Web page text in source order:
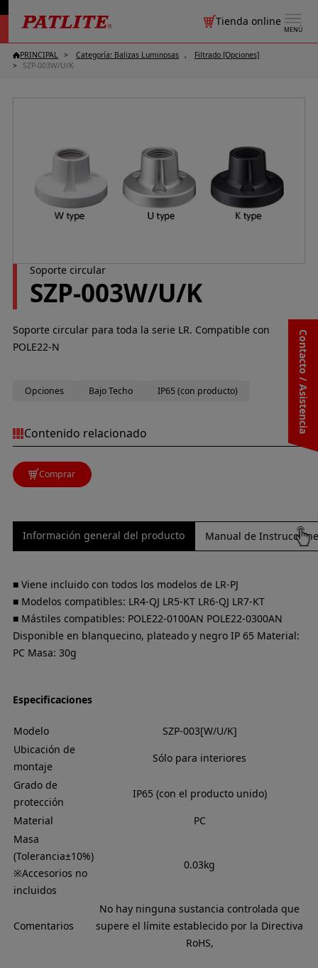
MENÚ
Tienda online
Contacto / Asistencia
PRINCIPAL Categoría: Balizas Luminosas
Filtrado [Opciones]
SZP-003W/U/K
Soporte circular
SZP-003W/U/K
Soporte circular para toda la serie LR. Compatible con
POLE22-N
Opciones Bajo Techo IP65 (con producto)
Contenido relacionado
Comprar
Información general del producto Manual de
■ Viene incluido con todos los modelos de LR-PJ
■ Modelos compatibles: LR4-QJ LR5-KT LR6-QJ LR7-KT
■ Mástiles compatibles: POLE22-0100AN POLE22-0300AN
Disponible en blanquecino, plateado y negro IP 65 Material:
PC Masa: 30g
Especificaciones
Modelo
SZP-003[W/U/K]
Ubicación de
montaje
Sólo para interiores
Grado de
protección
IP65 (con el producto unido)
Material
PC
Masa
(Tolerancia±10%)
※Accesorios no
incluidos
0.03kg
Comentarios
No hay ninguna sustancia controlada que
supere el límite establecido por la Directiva
RoHS,